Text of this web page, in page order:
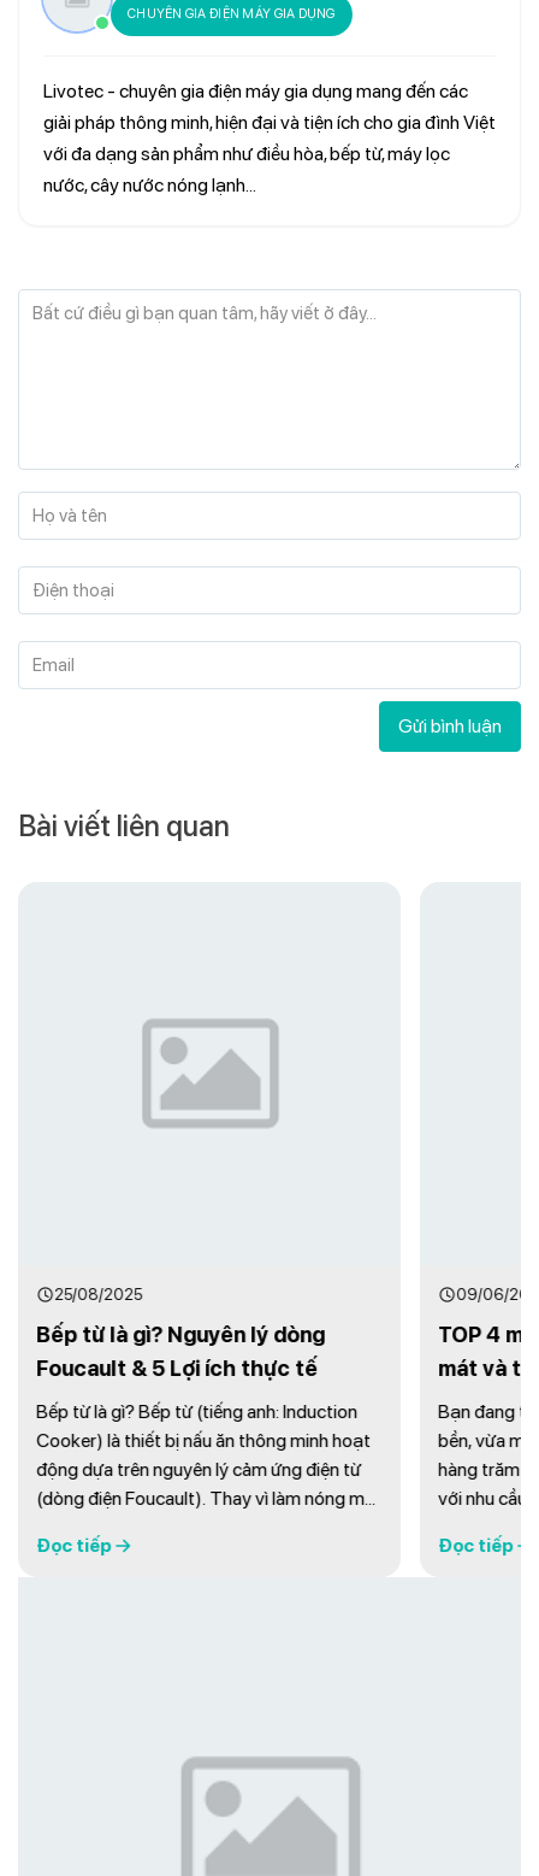
CHUYÊN GIA ĐIỆN MÁY GIA DỤNG
Livotec - chuyên gia điện máy gia dụng mang đến các
giải pháp thông minh, hiện đại và tiện ích cho gia đình Việt
với đa dạng sản phẩm như điều hòa, bếp từ, máy lọc
nước, cây nước nóng lạnh...
Bất cứ điều gì bạn quan tâm, hãy viết ở đây...
Họ và tên
Điện thoại
Email
Gửi bình luận
Bài viết liên quan
lý dòng
thực tế
anh: Induction
thông minh hoạt
ứng điện từ
vì làm nóng mặt
trực tiếp tại
TOP 4 mẫu quạt cây giá rẻ Hà
mát và tiết kiệm tối ưu
Bạn đang tìm quạt cây giá rẻ tại Hà Nội
bền, vừa mát hiệu quả cho mùa hè? Với
hàng trăm mẫu mã, việc chọn quạt phù
với nhu cầu sử dụng không dễ dàng. Dưới
chuộng, giúp bạn dễ dàng chọn lựa thiết